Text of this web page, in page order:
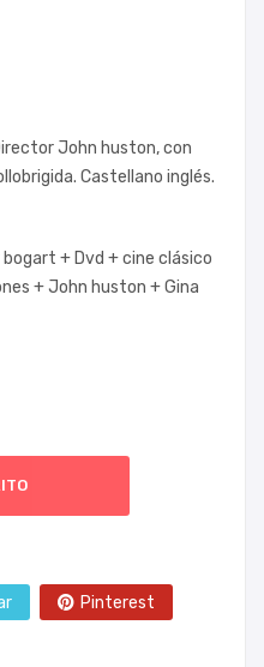
John huston, con
Castellano inglés.
bogart + Dvd +cine clásico
+John huston +Gina
Pinterest